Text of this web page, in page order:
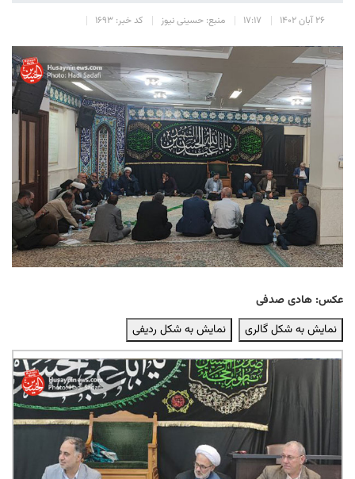
۲۶ آبان ۱۴۰۲ ۱۷:۱۷ منبع: حسینی نیوز کد خبر: ۱۶۹۳
عکس: هادی صدفی
نمایش به شکل گالری
نمایش به شکل ردیفی